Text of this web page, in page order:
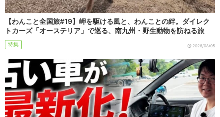
【わんこと全国旅#19】岬を駆ける風と、わんことの絆。ダイレク
トカーズ「オーステリア」で巡る、南九州・野生動物を訪ねる旅
特集 2026/08/05